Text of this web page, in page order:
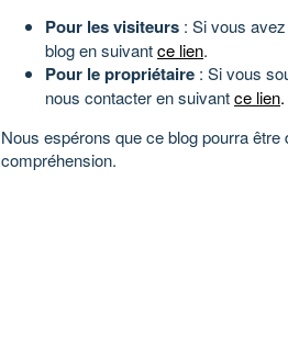
Pour les visiteurs : Si vous
blog en suivantce lien.
Pour le propriétaire : Si vous
nous contacter en suivantce lien.
Nous espérons que ce blog pourra
compréhension.